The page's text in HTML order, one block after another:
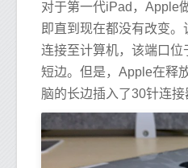
对于第一代iPad，Apple
即直到现在都没有改变
连接至计算机，该端口位
短边。但是，Apple在释
脑的长边插入了30针连接